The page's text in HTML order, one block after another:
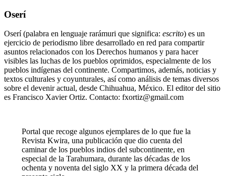
Oserí
Oserí (palabra en lenguaje rarámuri que significa: escrito) es un
ejercicio de periodismo libre desarrollado en red para compartir
asuntos relacionados con los Derechos humanos y para hacer
visibles las luchas de los pueblos oprimidos, especialmente de los
pueblos indígenas del continente. Compartimos, además, noticias y
textos culturales y coyunturales, así como análisis de temas diversos
sobre el devenir actual, desde Chihuahua, México. El editor del sitio
es Francisco Xavier Ortiz. Contacto: fxortiz@gmail.com
Portal que recoge algunos ejemplares de lo que fue la
Revista Kwira, una publicación que dio cuenta del
caminar de los pueblos indios del subcontinente, en
especial de la Tarahumara, durante las décadas de los
ochenta y noventa del siglo XX y la primera década del